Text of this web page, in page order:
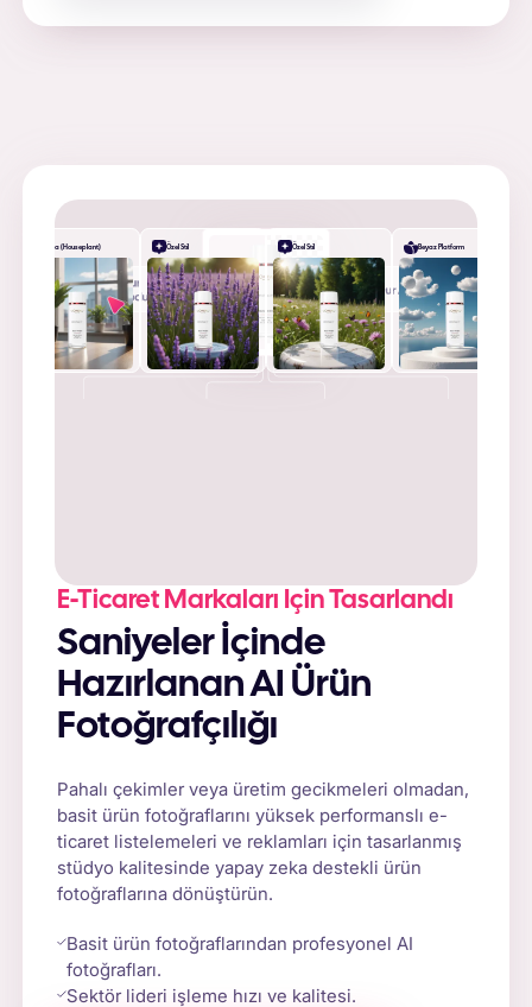
E-Ticaret Markaları Için Tasarlandı
Saniyeler İçinde
Hazırlanan AI Ürün
Fotoğrafçılığı
Pahalı çekimler veya üretim gecikmeleri olmadan,
basit ürün fotoğraflarını yüksek performanslı e-
ticaret listelemeleri ve reklamları için tasarlanmış
stüdyo kalitesinde yapay zeka destekli ürün
fotoğraflarına dönüştürün.
Basit ürün fotoğraflarından profesyonel AI
fotoğrafları.
Sektör lideri işleme hızı ve kalitesi.
Masa (Houseplant) Özel Stil Özel Stil Beyaz Platform
+